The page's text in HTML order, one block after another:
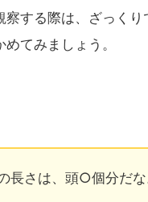
察する際は、ざっくり
てみましょう。
長さは、頭○個分だな